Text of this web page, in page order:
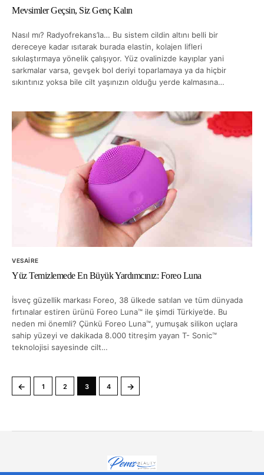
Mevsimler Geçsin, Siz Genç Kalın
Nasıl mı? Radyofrekans’la… Bu sistem cildin altını belli bir
dereceye kadar ısıtarak burada elastin, kolajen lifleri
sıkılaştırmaya yönelik çalışıyor. Yüz ovalinizde kayıplar yani
sarkmalar varsa, gevşek bol deriyi toparlamaya ya da hiçbir
sıkıntınız yoksa bile cilt yaşınızın olduğu yerde kalmasına…
VESAIRE
Yüz Temizlemede En Büyük Yardımcınız: Foreo Luna
İsveç güzellik markası Foreo, 38 ülkede satılan ve tüm dünyada
fırtınalar estiren ürünü Foreo Luna™ ile şimdi Türkiye’de. Bu
neden mi önemli? Çünkü Foreo Luna™, yumuşak silikon uçlara
sahip yüzeyi ve dakikada 8.000 titreşim yayan T- Sonic™
teknolojisi sayesinde cilt…
← 1 2 3 4 →